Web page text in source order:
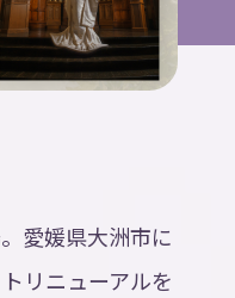
愛媛県大洲市に
リニューアルを